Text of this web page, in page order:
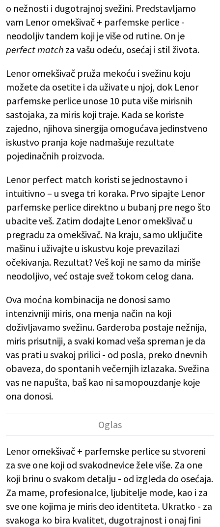
o nežnosti i dugotrajnoj svežini. Predstavljamo
vam Lenor omekšivač + parfemske perlice -
neodoljiv tandem koji je više od rutine. On je
perfect match za vašu odeću, osećaj i stil života.
Lenor omekšivač pruža mekoću i svežinu koju
možete da osetite i da uživate u njoj, dok Lenor
parfemske perlice unose 10 puta više mirisnih
sastojaka, za miris koji traje. Kada se koriste
zajedno, njihova sinergija omogućava jedinstveno
iskustvo pranja koje nadmašuje rezultate
pojedinačnih proizvoda.
Lenor perfect match koristi se jednostavno i
intuitivno – u svega tri koraka. Prvo sipajte Lenor
parfemske perlice direktno u bubanj pre nego što
ubacite veš. Zatim dodajte Lenor omekšivač u
pregradu za omekšivač. Na kraju, samo uključite
mašinu i uživajte u iskustvu koje prevazilazi
očekivanja. Rezultat? Veš koji ne samo da miriše
neodoljivo, već ostaje svež tokom celog dana.
Ova moćna kombinacija ne donosi samo
intenzivniji miris, ona menja način na koji
doživljavamo svežinu. Garderoba postaje nežnija,
miris prisutniji, a svaki komad veša spreman je da
vas prati u svakoj prilici - od posla, preko dnevnih
obaveza, do spontanih večernjih izlazaka. Svežina
vas ne napušta, baš kao ni samopouzdanje koje
ona donosi.
Lenor omekšivač + parfemske perlice su stvoreni
za sve one koji od svakodnevice žele više. Za one
koji brinu o svakom detalju - od izgleda do osećaja.
Za mame, profesionalce, ljubitelje mode, kao i za
sve one kojima je miris deo identiteta. Ukratko - za
svakoga ko bira kvalitet, dugotrajnost i onaj fini